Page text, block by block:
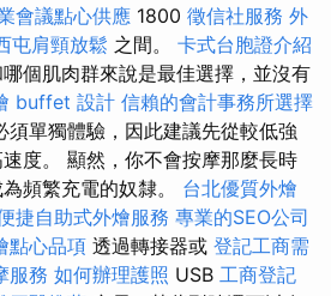
會議點心供應 1800 徵信社服務 外
屯肩頸放鬆 之間。 卡式台胞證介紹
個肌肉群來說是最佳選擇，並沒有
buffet 設計 信賴的會計事務所選擇
須單獨體驗，因此建議先從較低強
度。 顯然，你不會按摩那麼長時
頻繁充電的奴隸。 台北優質外燴
捷自助式外燴服務 專業的SEO公司
點心品項 透過轉接器或 登記工商需
服務 如何辦理護照 USB 工商登記